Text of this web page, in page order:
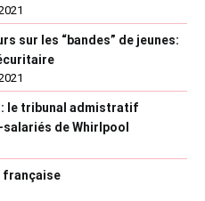
sur les “bandes” de jeunes:
le tribunal admistratif
salariés de Whirlpool
française